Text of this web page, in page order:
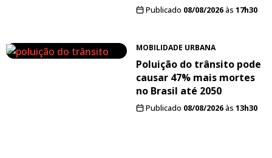
Publicado 08/08/2026às 17h30
MOBILIDADE URBANA
Poluição do trânsito pode
causar 47% mais mortes
no Brasil até 2050
Publicado 08/08/2026às 13h30